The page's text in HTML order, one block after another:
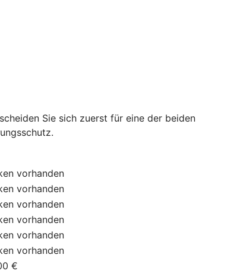
Sie sich zuerst für eine der beiden
vorhanden
vorhanden
vorhanden
vorhanden
vorhanden
vorhanden
€